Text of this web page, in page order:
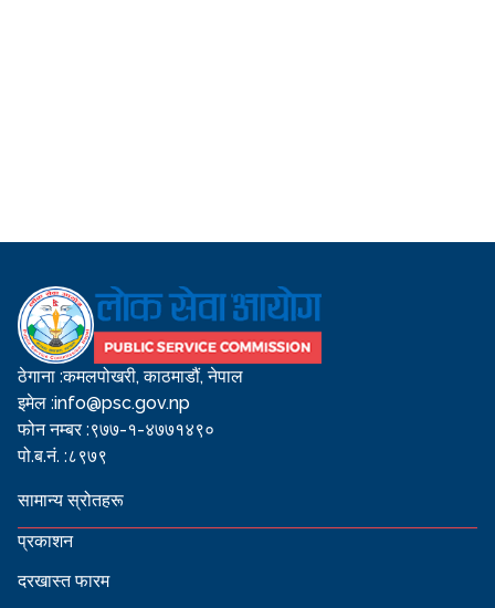
ठेगाना :कमलपोखरी, काठमाडौं, नेपाल
इमेल :info@psc.gov.np
फोन नम्बर :९७७-१-४७७१४९०
पो.ब.नं. :८९७९
सामान्य स्रोतहरू
प्रकाशन
दरखास्त फारम